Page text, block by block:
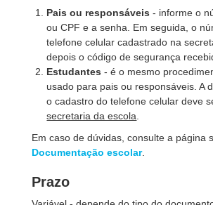
Pais ou responsáveis - informe o
ou CPF e a senha. Em seguida, o
telefone celular cadastrado na
depois o código de segurança
Estudantes - é o mesmo
usado para pais ou responsáveis. A
o cadastro do telefone celular deve
secretaria da escola
Em caso de dúvidas, consulte a página
Documentação escolar.
Prazo